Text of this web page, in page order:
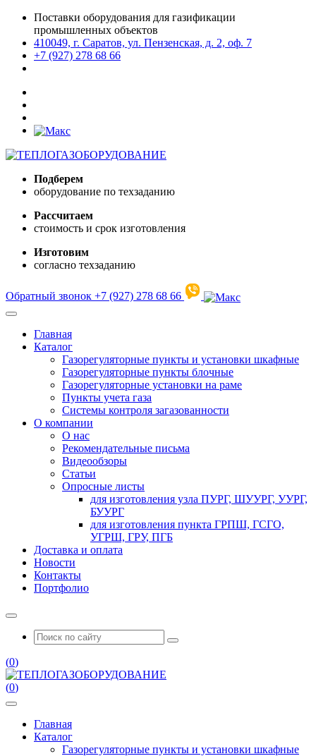
Поставки оборудования для газификации
промышленных объектов
410049, г. Саратов, ул. Пензенская, д. 2, оф. 7
+7 (927) 278 68 66
Подберем
оборудование по техзаданию
Рассчитаем
стоимость и срок изготовления
Изготовим
согласно техзаданию
Обратный звонок +7 (927) 278 68 66
Главная
Каталог
Газорегуляторные пункты и установки шкафные
Газорегуляторные пункты блочные
Газорегуляторные установки на раме
Пункты учета газа
Системы контроля загазованности
О компании
О нас
Рекомендательные письма
Видеообзоры
Статьи
Опросные листы
для изготовления узла ПУРГ, ШУУРГ, УУРГ,
БУУРГ
для изготовления пункта ГРПШ, ГСГО,
УГРШ, ГРУ, ПГБ
Доставка и оплата
Новости
Контакты
Портфолио
(0)
(0)
Главная
Каталог
Газорегуляторные пункты и установки шкафные